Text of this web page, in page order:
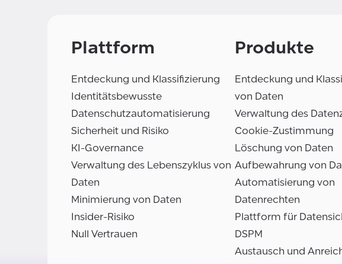
Plattform
Entdeckung und Klassifizierung
Identitätsbewusste
Datenschutzautomatisierung
Sicherheit und Risiko
KI-Governance
Verwaltung des Lebenszyklus von
Daten
Minimierung von Daten
Insider-Risiko
Null Vertrauen
Produkte
Entdeckung und
von Daten
Verwaltung des
Cookie-Zustimmung
Löschung von Daten
Aufbewahrung von
Automatisierung von
Datenrechten
Plattform für
DSPM
Austausch und